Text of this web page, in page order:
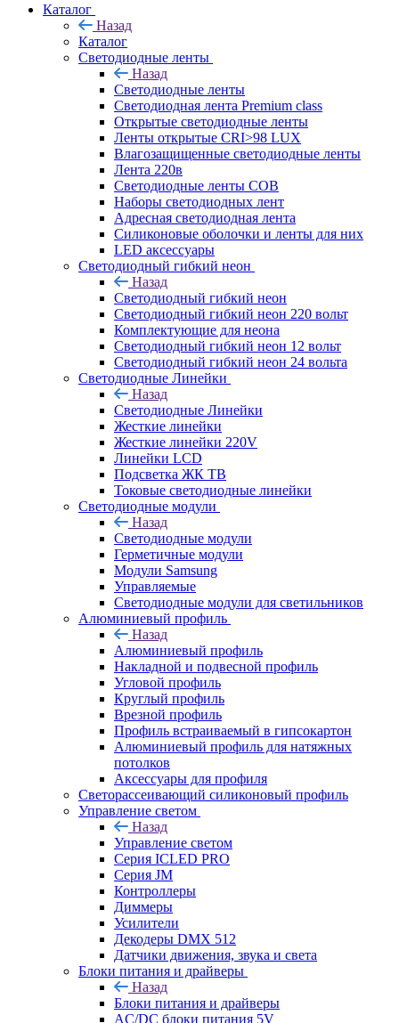
Каталог
Назад
Каталог
Светодиодные ленты
Назад
Светодиодные ленты
Светодиодная лента Premium class
Открытые светодиодные ленты
Ленты открытые CRI>98 LUX
Влагозащищенные светодиодные ленты
Лента 220в
Светодиодные ленты COB
Наборы светодиодных лент
Адресная светодиодная лента
Силиконовые оболочки и ленты для них
LED аксессуары
Светодиодный гибкий неон
Назад
Светодиодный гибкий неон
Светодиодный гибкий неон 220 вольт
Комплектующие для неона
Светодиодный гибкий неон 12 вольт
Светодиодный гибкий неон 24 вольта
Светодиодные Линейки
Назад
Светодиодные Линейки
Жесткие линейки
Жесткие линейки 220V
Линейки LCD
Подсветка ЖК ТВ
Токовые светодиодные линейки
Светодиодные модули
Назад
Светодиодные модули
Герметичные модули
Модули Samsung
Управляемые
Светодиодные модули для светильников
Алюминиевый профиль
Назад
Алюминиевый профиль
Накладной и подвесной профиль
Угловой профиль
Круглый профиль
Врезной профиль
Профиль встраиваемый в гипсокартон
Алюминиевый профиль для натяжных
потолков
Аксессуары для профиля
Светорассеивающий силиконовый профиль
Управление светом
Назад
Управление светом
Серия ICLED PRO
Серия JM
Контроллеры
Диммеры
Усилители
Декодеры DMX 512
Датчики движения, звука и света
Блоки питания и драйверы
Назад
Блоки питания и драйверы
AC/DC блоки питания 5V